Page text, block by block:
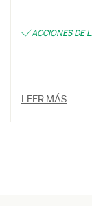
ACCIONES DE
LEER MÁS